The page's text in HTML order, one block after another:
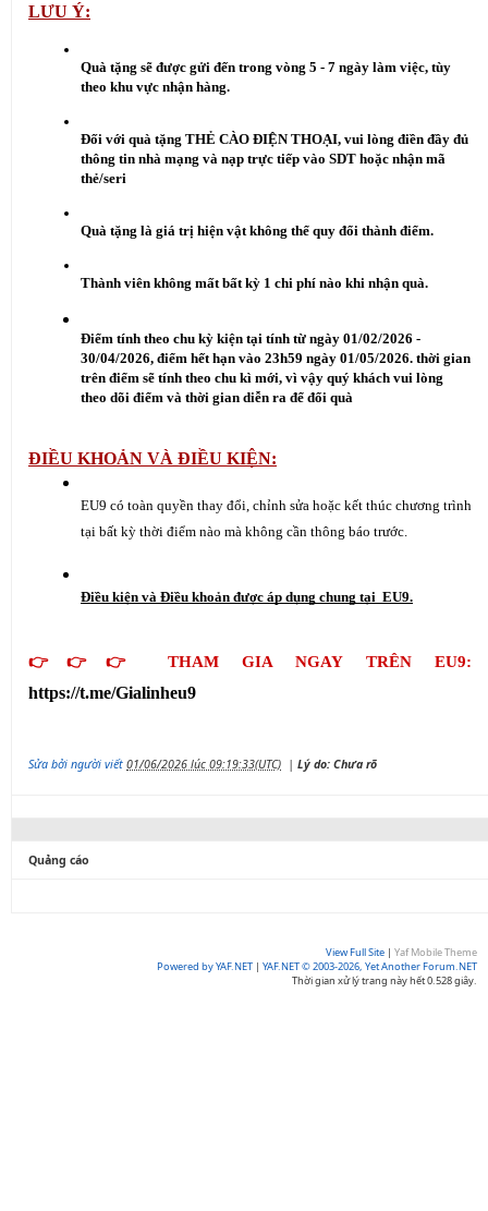
LƯU Ý:
Quà tặng sẽ được gửi đến trong vòng 5 - 7 ngày làm việc, tùy
theo khu vực nhận hàng.
Đối với quà tặng THẺ CÀO ĐIỆN THOẠI, vui lòng điền đầy đủ
thông tin nhà mạng và nạp trực tiếp vào SDT hoặc nhận mã
thẻ/seri
Quà tặng là giá trị hiện vật không thể quy đổi thành điểm.
Thành viên không mất bất kỳ 1 chi phí nào khi nhận quà.
Điểm tính theo chu kỳ kiện tại tính từ ngày 01/02/2026 -
30/04/2026, điểm hết hạn vào 23h59 ngày 01/05/2026. thời gian
trên điểm sẽ tính theo chu kì mới, vì vậy quý khách vui lòng
theo dõi điểm và thời gian diễn ra để đổi quà
ĐIỀU KHOẢN VÀ ĐIỀU KIỆN:
EU9 có toàn quyền thay đổi, chỉnh sửa hoặc kết thúc chương trình
tại bất kỳ thời điểm nào mà không cần thông báo trước.
Điều kiện và Điều khoản được áp dụng chung tại  EU9.
https://t.me/Gialinheu9
Sửa bởi người viết 01/06/2026 lúc 09:19:33(UTC) | Lý do: Chưa rõ
Quảng cáo
View Full Site | Yaf Mobile Theme
Powered by YAF.NET | YAF.NET © 2003-2026, Yet Another Forum.NET
Thời gian xử lý trang này hết 0.528 giây.